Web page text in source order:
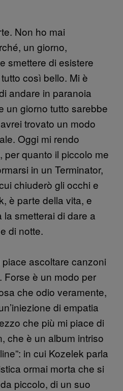
Non ho mai
un giorno,
smettere di esistere
così bello. Mi è
andare in paranoia
un giorno tutto sarebbe
trovato un modo
Oggi mi rendo
per quanto il piccolo me
in un Terminator,
chiuderò gli occhi e
è parte della vita, e
la smetterai di dare a
di notte.
ascoltare canzoni
Forse è un modo per
che odio veramente,
di empatia
che più mi piace di
che è un album intriso
in cui Kozelek parla
ormai morta che si
piccolo, di un suo